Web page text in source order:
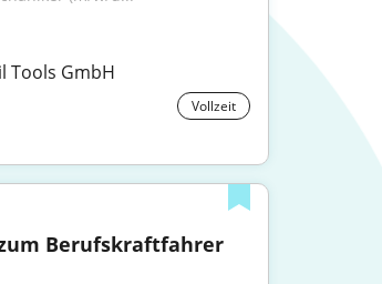
Tools GmbH
Vollzeit
Berufskraftfahrer